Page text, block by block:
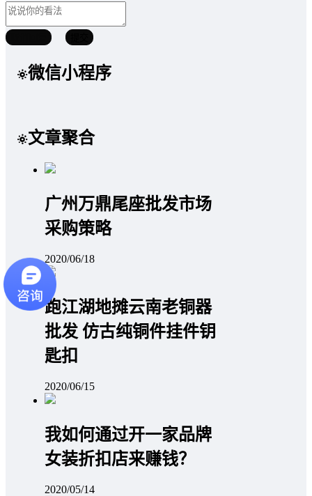
微信小程序
文章聚合
广州万鼎尾座批发市场
采购策略
2020/06/18
跑江湖地摊云南老铜器
批发 仿古纯铜件挂件钥
匙扣
2020/06/15
我如何通过开一家品牌
女装折扣店来赚钱？
2020/05/14